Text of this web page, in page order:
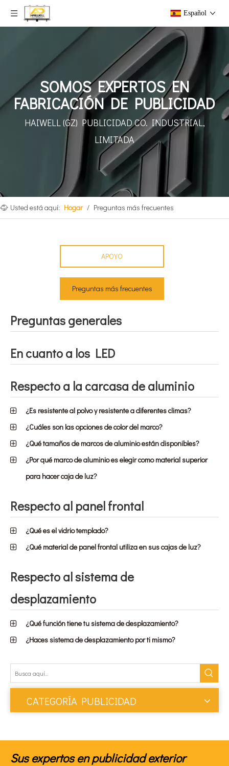
Español
SOMOS EXPERTOS EN
FABRICACIÓN DE PUBLICIDAD
HAIWELL (GZ) PUBLICIDADCO. INDUSTRIAL,
LIMITADA
Usted está aquí: Hogar / Preguntas más frecuentes
APOYO
Preguntas más frecuentes
Preguntas generales
En cuanto a los LED
Respecto a la carcasa de aluminio
¿Es resistente al polvo y resistente a diferentes climas?
¿Cuáles son las opciones de color del marco?
¿Qué tamaños de marcos de aluminio están disponibles?
¿Por qué marco de aluminio es elegir como material superior
para hacer caja de luz?
Respecto al panel frontal
¿Qué es el vidrio templado?
¿Qué material de panel frontal utiliza en sus cajas de luz?
Respecto al sistema de
desplazamiento
¿Qué función tiene tu sistema de desplazamiento?
¿Haces sistema de desplazamiento por ti mismo?
CATEGORÍA PUBLICIDAD
Sus expertos en publicidad exterior